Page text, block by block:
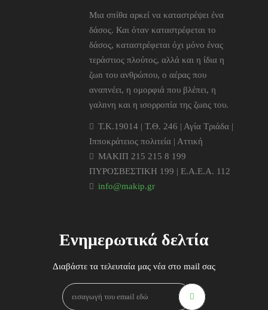
Μια σπίθα αρκεί να καταστρέψει ένα
δάσος. Και όταν καταστρέφεται το
δάσος, καταστρέφεται όχι μόνο ένας
τεράστιος πλούτος, αλλά και η ίδια η
ζωn του ανθρώπου, ο αέρας που
αναπνέει, η ομορφιά που βλέπει, η
γαλnνη και η ισορροπία της ζωnς του.
T.K.19014 | Τ.Θ. 246 | Αγία Τριάδα |
Ιπποκράτειος πολιτεία | Αττική
ΜΑΚΙΠ 215 215 8 199
ΠΥΡΟΣΒΕΣΤΙΚΗ 199 | Ε.Α.Ε.Α. 112
info@makip.gr
Ενημερωτικά δελτία
Διαβάστε τα τελευταία μας νέα στο mail σας